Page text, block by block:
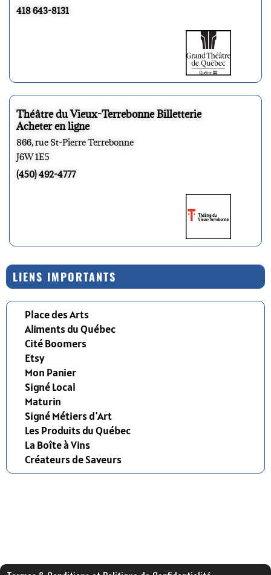
418 643-8131
Théâtre du Vieux-Terrebonne Billetterie
Acheter en ligne
866, rue St-Pierre Terrebonne
J6W 1E5
(450) 492-4777
LIENS IMPORTANTS
Place des Arts
Aliments du Québec
Cité Boomers
Etsy
Mon Panier
Signé Local
Maturin
Signé Métiers d'Art
Les Produits du Québec
La Boîte à Vins
Créateurs de Saveurs